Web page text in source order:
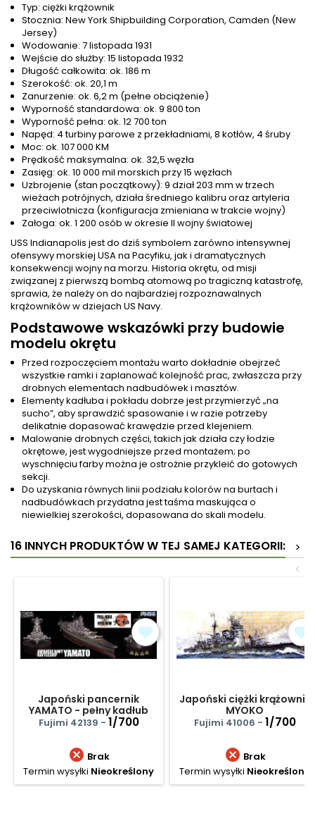
Typ: ciężki krążownik
Stocznia: New York Shipbuilding Corporation, Camden (New
Jersey)
Wodowanie: 7 listopada 1931
Wejście do służby: 15 listopada 1932
Długość całkowita: ok. 186 m
Szerokość: ok. 20,1 m
Zanurzenie: ok. 6,2 m (pełne obciążenie)
Wyporność standardowa: ok. 9 800 ton
Wyporność pełna: ok. 12 700 ton
Napęd: 4 turbiny parowe z przekładniami, 8 kotłów, 4 śruby
Moc: ok. 107 000 KM
Prędkość maksymalna: ok. 32,5 węzła
Zasięg: ok. 10 000 mil morskich przy 15 węzłach
Uzbrojenie (stan początkowy): 9 dział 203 mm w trzech
wieżach potrójnych, działa średniego kalibru oraz artyleria
przeciwlotnicza (konfiguracja zmieniana w trakcie wojny)
Załoga: ok. 1 200 osób w okresie II wojny światowej
USS Indianapolis jest do dziś symbolem zarówno intensywnej
ofensywy morskiej USA na Pacyfiku, jak i dramatycznych
konsekwencji wojny na morzu. Historia okrętu, od misji
związanej z pierwszą bombą atomową po tragiczną katastrofę,
sprawia, że należy on do najbardziej rozpoznawalnych
krążowników w dziejach US Navy.
Podstawowe wskazówki przy budowie
modelu okrętu
Przed rozpoczęciem montażu warto dokładnie obejrzeć
wszystkie ramki i zaplanować kolejność prac, zwłaszcza przy
drobnych elementach nadbudówek i masztów.
Elementy kadłuba i pokładu dobrze jest przymierzyć „na
sucho”, aby sprawdzić spasowanie i w razie potrzeby
delikatnie dopasować krawędzie przed klejeniem.
Malowanie drobnych części, takich jak działa czy łodzie
okrętowe, jest wygodniejsze przed montażem; po
wyschnięciu farby można je ostrożnie przykleić do gotowych
sekcji.
Do uzyskania równych linii podziału kolorów na burtach i
nadbudówkach przydatna jest taśma maskująca o
niewielkiej szerokości, dopasowana do skali modelu.
16 INNYCH PRODUKTÓW W TEJ SAMEJ KATEGORII:
>
<
Japoński pancernik
YAMATO - pełny kadłub
Fujimi 42139 - 1/700
 Brak
Termin wysyłki Nieokreślony
Japoński ciężki krążownik
MYOKO
Fujimi 41006 - 1/700
 Brak
Termin wysyłki Nieokreślony